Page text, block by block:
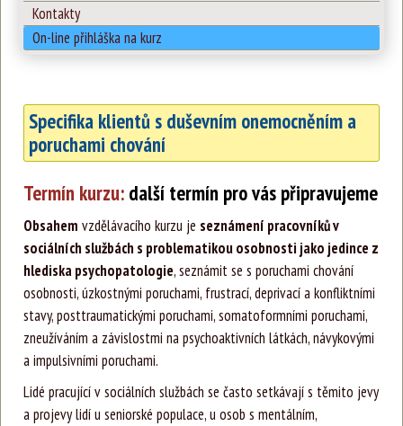
Kontakty
On-line přihláška na kurz
Specifika klientů s duševním onemocněním a
poruchami chování
Termín kurzu: další termín pro vás připravujeme
Obsahem vzdělávacího kurzu je seznámení pracovníků v
sociálních službách s problematikou osobnosti jako jedince z
hlediska psychopatologie, seznámit se s poruchami chování
osobnosti, úzkostnými poruchami, frustrací, deprivací a konfliktními
stavy, posttraumatickými poruchami, somatoformními poruchami,
zneužíváním a závislostmi na psychoaktivních látkách, návykovými
a impulsivními poruchami.
Lidé pracující v sociálních službách se často setkávají s těmito jevy
a projevy lidí u seniorské populace, u osob s mentálním,